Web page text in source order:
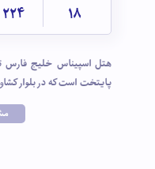
پایتخت است که در بلوار
تجاری، اداری، درمانی و
پارک لاله دارد. وقتی پا به
18
224